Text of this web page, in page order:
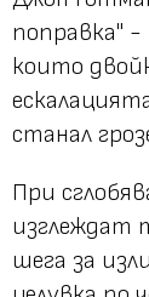
поправка"
които
станал
При
изглеждат
шега за